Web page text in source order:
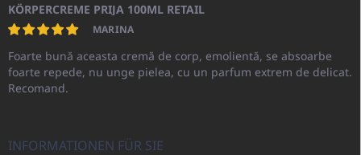
KÖRPERCREME PRIJA 100ML RETAIL
MARINA
Foarte bună aceasta cremă de corp, emolientă, se absoarbe
foarte repede, nu unge pielea, cu un parfum extrem de delicat.
Recomand.
INFORMATIONEN FÜR SIE